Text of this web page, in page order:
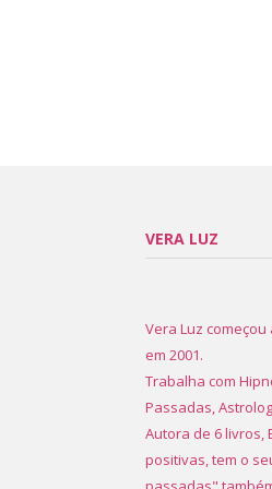
VERA LUZ
Vera Luz
em 2001.
Trabalha com
Passadas,
Autora de 6 livros,
positivas, tem o